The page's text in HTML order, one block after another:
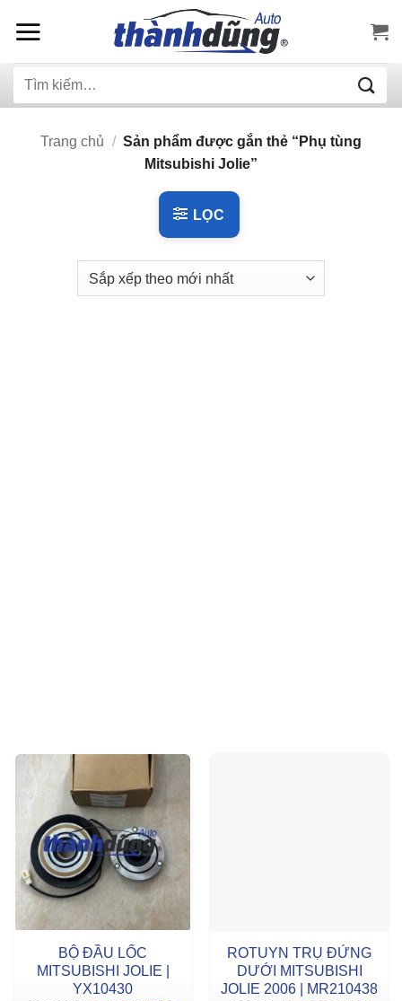
qua
dung
Tìm
Trang chủ / Sản phẩm được gắn thẻ “Phụ tùng
Mitsubishi Jolie”
LỌC
BỘ ĐẦU LỐC
MITSUBISHI JOLIE |
YX10430
ROTUYN TRỤ ĐỨNG
DƯỚI MITSUBISHI
JOLIE 2006 | MR210438